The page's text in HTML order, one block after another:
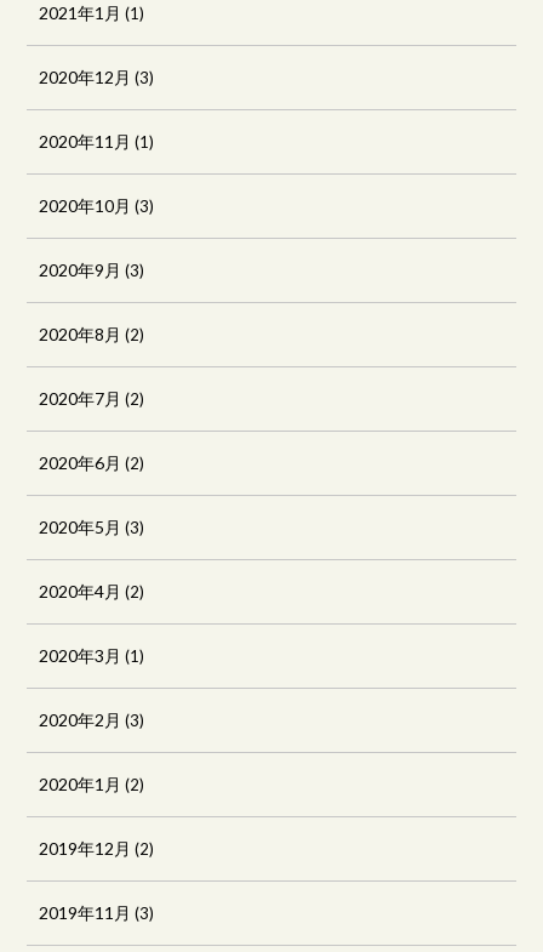
2021年1月 (1)
2020年12月 (3)
2020年11月 (1)
2020年10月 (3)
2020年9月 (3)
2020年8月 (2)
2020年7月 (2)
2020年6月 (2)
2020年5月 (3)
2020年4月 (2)
2020年3月 (1)
2020年2月 (3)
2020年1月 (2)
2019年12月 (2)
2019年11月 (3)